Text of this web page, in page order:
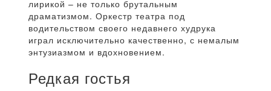
лирикой – не только брутальным
драматизмом. Оркестр театра под
водительством своего недавнего худрука
играл исключительно качественно, с немалым
энтузиазмом и вдохновением.
Редкая гостья